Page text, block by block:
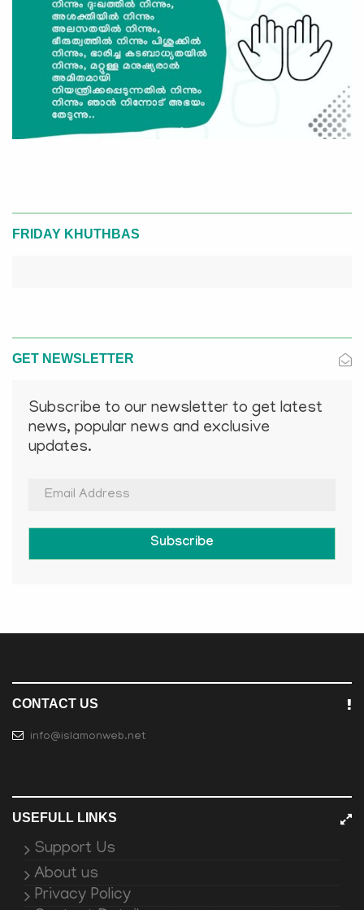
FRIDAY KHUTHBAS
GET NEWSLETTER
Subscribe to our newsletter to get latest
news, popular news and exclusive
updates.
Subscribe
CONTACT US
info@islamonweb.net
USEFULL LINKS
Support Us
About us
Privacy Policy